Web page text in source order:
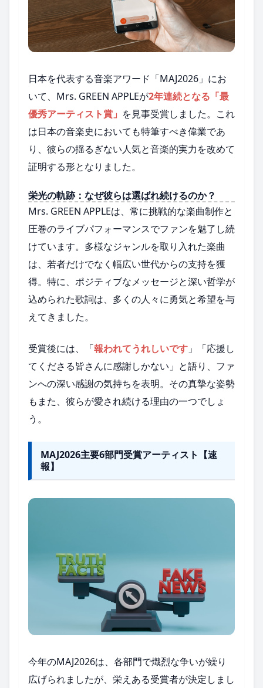
日本を代表する音楽アワード「MAJ2026」にお
いて、Mrs. GREEN APPLEが2年連続となる「最
優秀アーティスト賞」 を見事受賞しました。これ
は日本の音楽史においても特筆すべき偉業であ
り、彼らの揺るぎない人気と音楽的実力を改めて
証明する形となりました。
栄光の軌跡：なぜ彼らは選ばれ続けるのか？
Mrs. GREEN APPLEは、常に挑戦的な楽曲制作と
圧巻のライブパフォーマンスでファンを魅了し続
けています。多様なジャンルを取り入れた楽曲
は、若者だけでなく幅広い世代からの支持を獲
得。特に、ポジティブなメッセージと深い哲学が
込められた歌詞は、多くの人々に勇気と希望を与
えてきました。
受賞後には、「報われてうれしいです 」「応援し
てくださる皆さんに感謝しかない」と語り、ファ
ンへの深い感謝の気持ちを表明。その真摯な姿勢
もまた、彼らが愛され続ける理由の一つでしょ
う。
MAJ2026主要6部門受賞アーティスト【速
報】
今年のMAJ2026は、各部門で熾烈な争いが繰り
広げられましたが、栄えある受賞者が決定しまし